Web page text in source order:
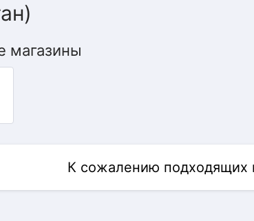
магазины
К сожалению подходящих